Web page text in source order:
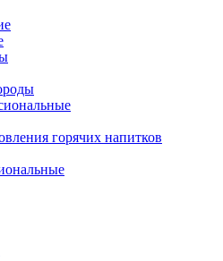
горячих напитков